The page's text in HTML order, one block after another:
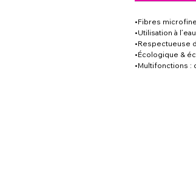
•Fibres
•Utilisation à
•Respectueuse
•Écologique &
•Multifonctions :